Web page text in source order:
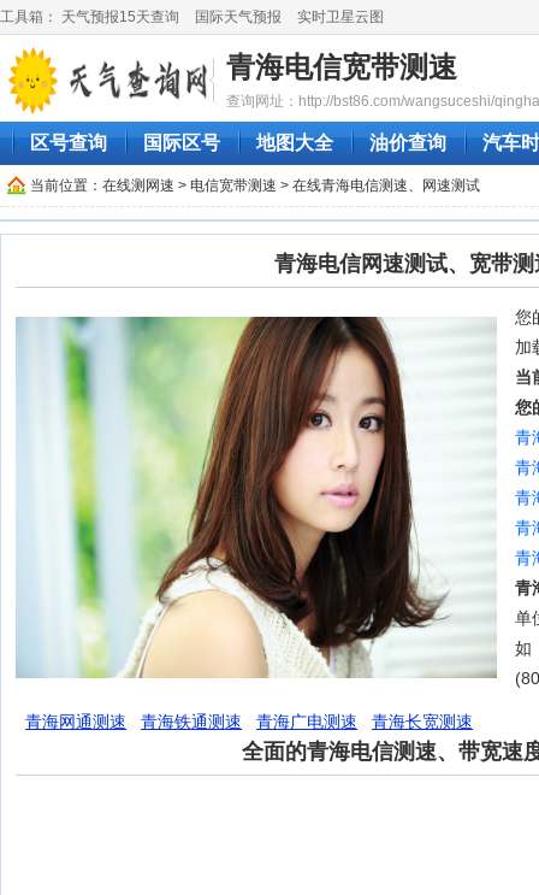
工具箱： 天气预报15天查询 国际天气预报 实时卫星云图
青海电信宽带测速
查询网址：http://bst86.com/wangsuceshi/
区号查询 国际区号 地图大全 油价查询 汽车
当前位置： 在线测网速 > 电信宽带测速 > 在线青海电信测速、网速测试
青海电信网速测试、宽带测
您
加
当
您
青
青
青
青
青
青
单
如
青海网通测速 青海铁通测速 青海广电测速 青海长宽测速
全面的青海电信测速、带宽速